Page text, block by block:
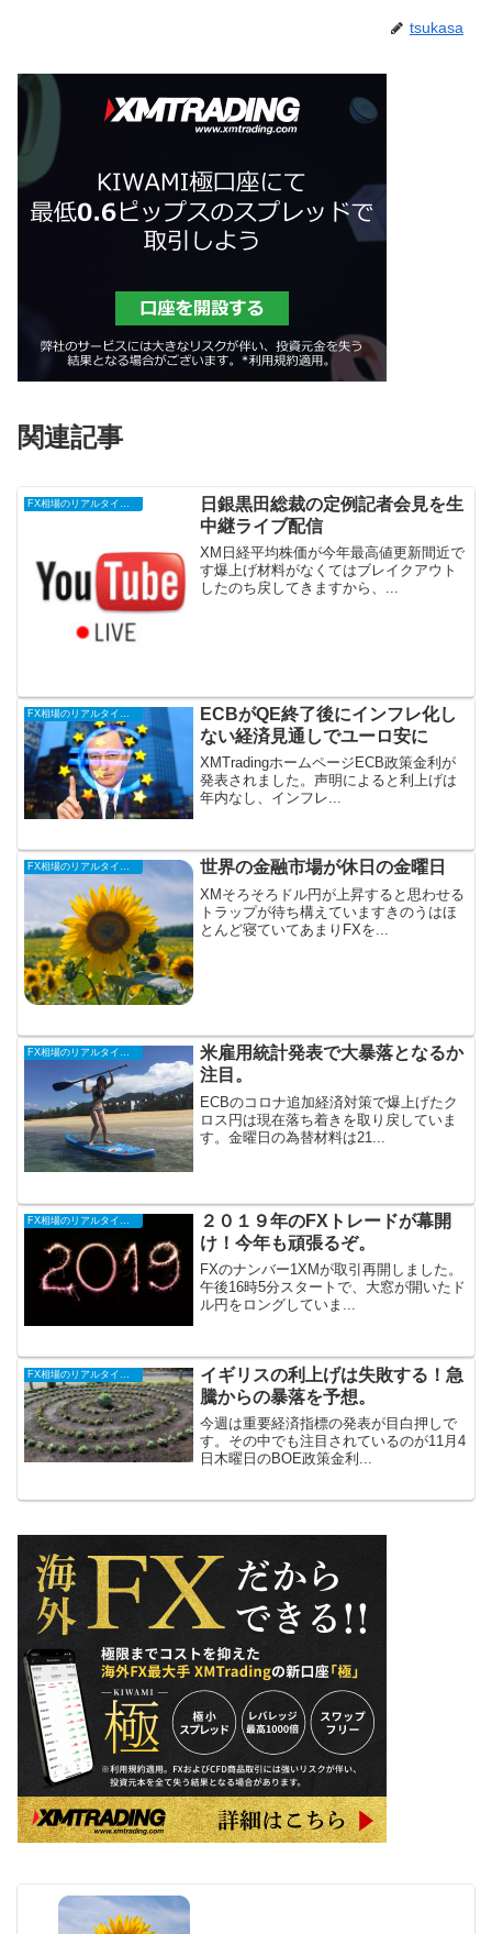
tsukasa
関連記事
日銀黒田総裁の定例記者会見を生
中継ライブ配信
XM日経平均株価が今年最高値更新間近で
す爆上げ材料がなくてはブレイクアウト
したのち戻してきますから、...
ECBがQE終了後にインフレ化し
ない経済見通しでユーロ安に
XMTradingホームページECB政策金利が
発表されました。声明によると利上げは
年内なし、インフレ...
FX相場のリアルタイム情報 世界の金融市場が休日の金曜日
XMそろそろドル円が上昇すると思わせる
トラップが待ち構えていますきのうはほ
とんど寝ていてあまりFXを...
FX相場のリアルタイム情報
米雇用統計発表で大暴落となるか
注目。
ECBのコロナ追加経済対策で爆上げたク
ロス円は現在落ち着きを取り戻していま
す。金曜日の為替材料は21...
２０１９年のFXトレードが幕開
け！今年も頑張るぞ。
FXのナンバー1XMが取引再開しました。
午後16時5分スタートで、大窓が開いたド
ル円をロングしていま...
イギリスの利上げは失敗する！急
騰からの暴落を予想。
今週は重要経済指標の発表が目白押しで
す。その中でも注目されているのが11月4
日木曜日のBOE政策金利...